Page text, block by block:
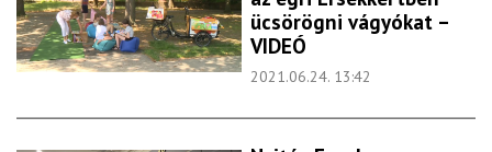
ücsörögni vágyókat –
VIDEÓ
2021.06.24. 13:42